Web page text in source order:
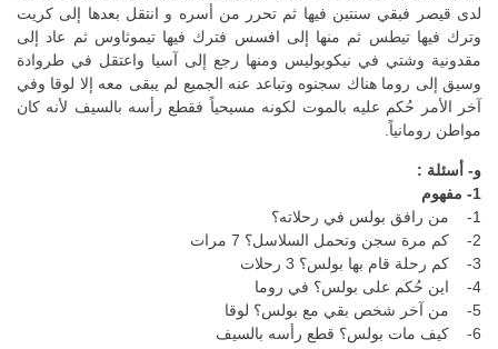
لدى قيصر فبقي سنتين فيها ثم تحرر من أسره و انتقل بعدها إلى كريت
وترك فيها تيطس ثم منها إلى افسس فترك فيها تيموثاوس ثم عاد إلى
مقدونية وشتي في نيكوبوليس ومنها رجع إلى آسيا واعتقل في طروادة
وسيق إلى روما هناك سجنوه وتباعد عنه الجميع لم يبقى معه إلا لوقا وفي
آخر الأمر حُكم عليه بالموت لكونه مسيحياً فقطع رأسه بالسيف لأنه كان
مواطن رومانياً.
و- أسئلة :
1- مفهوم
1- من رافق بولس في رحلاته؟
2- كم مرة سجن وتحمل السلاسل؟ 7 مرات
3- كم رحلة قام بها بولس؟ 3 رحلات
4- اين حُكم على بولس؟ في روما
5- من آخر شخص بقي مع بولس؟ لوقا
6- كيف مات بولس؟ قطع رأسه بالسيف